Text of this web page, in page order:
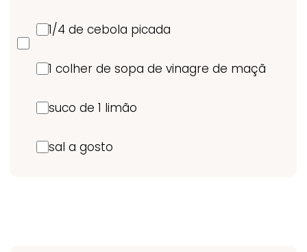
1/4 de cebola picada
1 colher de sopa de vinagre de maçã
suco de 1 limão
sal a gosto